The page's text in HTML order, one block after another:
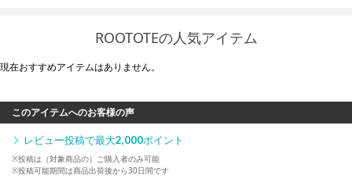
ROOTOTEの人気アイテム
現在おすすめアイテムはありません。
このアイテムへのお客様の声
レビュー投稿で最大2,000ポイント
※投稿は（対象商品の）ご購入者のみ可能
※投稿可能期間は商品出荷後から30日間です